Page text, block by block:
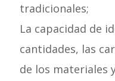
tradicionales;
La capacidad de
cantidades, las
de los materiales